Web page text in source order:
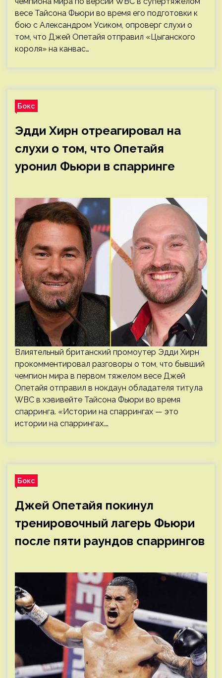
весе Тайсона Фьюри во время его подготовки к
бою с Александром Усиком, опроверг слухи о
том, что Джей Опетайя отправил «Цыганского
короля» на канвас…
Бокс
Эдди Хирн отреагировал на
слухи о том, что Опетайя
уронил Фьюри в спарринге
Влиятельный британский промоутер Эдди Хирн
прокомментировал разговоры о том, что бывший
чемпион мира в первом тяжелом весе Джей
Опетайя отправил в нокдаун обладателя титула
WBC в хэвивейте Тайсона Фьюри во время
спарринга. «Истории на спаррингах — это
истории на спаррингах.…
Бокс
Джей Опетайя покинул
тренировочный лагерь Фьюри
после пяти раундов спаррингов